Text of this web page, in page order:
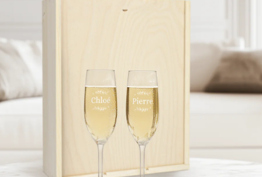
4,9 (sur la base de +15 000 avis)
une note de 4,9 sur Google Reviews (total de tous les
pays où nous sommes présents).
Carte de vœux gratuite
Créez quelque chose d’unique en quelques étapes – avec
son prénom, votre photo ou un message qui touche le cœur.
Sans complications, juste tout l’amour pour le moment idéal.